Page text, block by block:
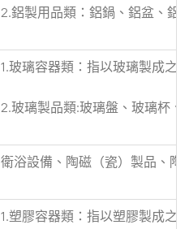
2.鋁製用品類：鋁鍋、鋁盆、鋁
1.玻璃容器類：指以玻璃製成之
2.玻璃製品類:玻璃盤、玻璃杯
衛浴設備、陶磁（瓷）製品、
1.塑膠容器類：指以塑膠製成之